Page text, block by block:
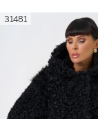
31481